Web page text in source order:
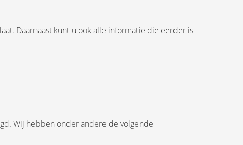
Daarnaast kunt u ook alle informatie die eerder is
Wij hebben onder andere de volgende